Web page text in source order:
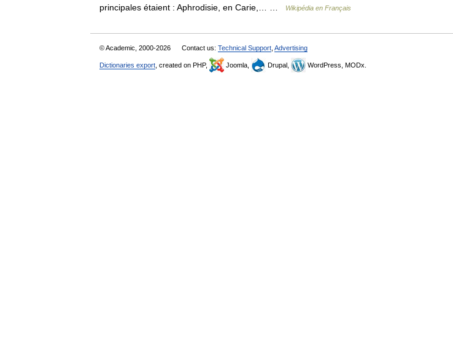
principales étaient : Aphrodisie, en Carie,… …
Wikipédia en Français
© Academic, 2000-2026 Contact us: Technical Support Advertising
Dictionaries export , created on PHP, Joomla, Drupal, WordPress, MODx.